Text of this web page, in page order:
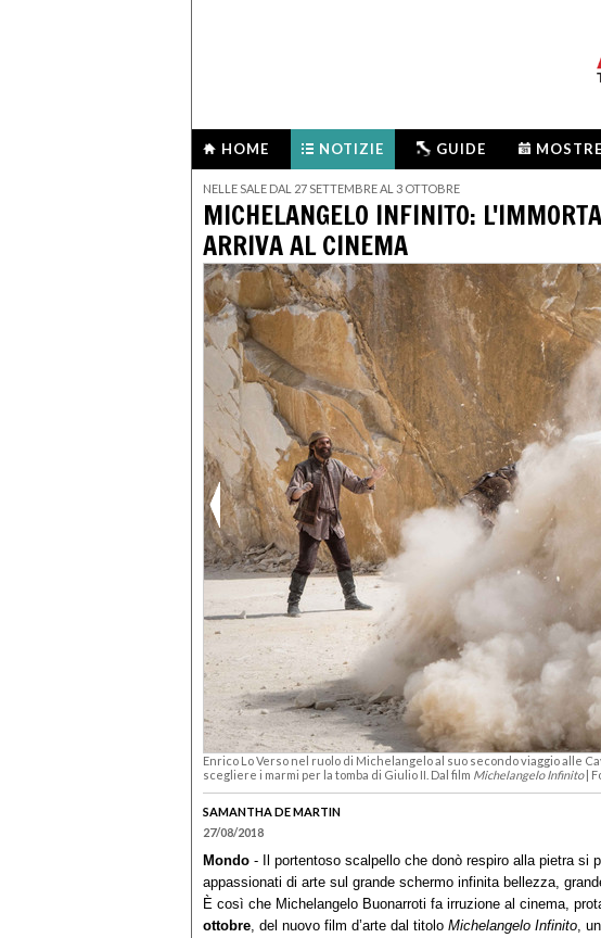
HOME NOTIZIE GUIDE MOSTRE
NELLE SALE DAL 27 SETTEMBRE AL 3 OTTOBRE
MICHELANGELO INFINITO:
ARRIVA AL CINEMA
Enrico Lo Verso nel ruolo di Michelangelo al suo secondo viaggio alle
scegliere i marmi per la tomba di Giulio II. Dal film Michelangelo Infinito|
SAMANTHA DE MARTIN
27/08/2018
Mondo - Il portentoso scalpello che donò respiro alla pietra si
appassionati di arte sul grande schermo infinita bellezza,
È così che Michelangelo Buonarroti fa irruzione al cinema,
ottobre, del nuovo film d’arte dal titolo Michelangelo Infinito,